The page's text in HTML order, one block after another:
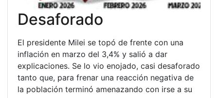
Desaforado
El presidente Milei se topó de frente con una
inflación en marzo del 3,4% y salió a dar
explicaciones. Se lo vio enojado, casi desaforado
tanto que, para frenar una reacción negativa de
la población terminó amenazando con irse a su